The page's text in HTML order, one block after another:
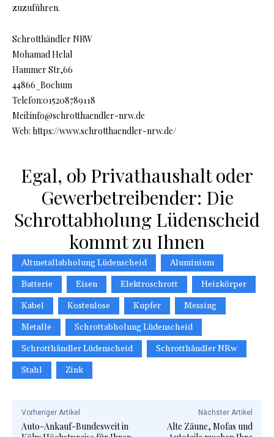
zuzuführen.
Schrotthändler NRW
Mohamad Helal
Hammer Str,66
44866_Bochum
Telefon:015208789118
Meil:info@schrotthaendler-nrw.de
Web: https://www.schrotthaendler-nrw.de/
Egal, ob Privathaushalt oder
Gewerbetreibender: Die
Schrottabholung Lüdenscheid
kommt zu Ihnen
Altmetallabholung Lüdenscheid
Aluminium
Batterie
Eisen Elektroschrott
Heizkörper
Kabel
Kostenlose Kupfer
Messing
Metalle
Schrottabholung Lüdenscheid
Schrotthändler Lüdenscheid
Schrotthändler NRw
Stahl
Zink
Vorheriger Artikel
Auto-Ankauf-Bundesweit in
Nächster Artikel
Alte Zäune, Mofas und